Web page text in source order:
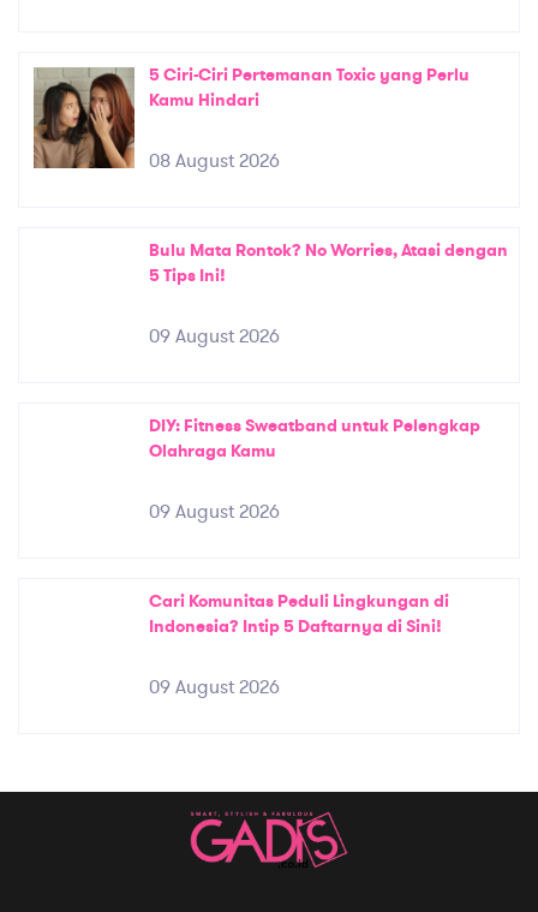
5 Ciri-Ciri Pertemanan Toxic yang Perlu
Kamu Hindari
08 August 2026
Bulu Mata Rontok? No Worries, Atasi dengan
5 Tips Ini!
09 August 2026
DIY: Fitness Sweatband untuk Pelengkap
Olahraga Kamu
09 August 2026
Cari Komunitas Peduli Lingkungan di
Indonesia? Intip 5 Daftarnya di Sini!
09 August 2026